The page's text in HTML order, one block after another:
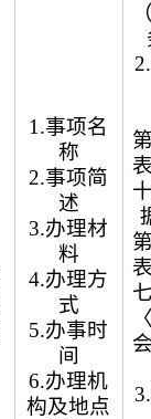
1.事项名
称
2.事项简
述
3.办理材
料
4.办理方
式
5.办事时
间
6.办理机
构及地点